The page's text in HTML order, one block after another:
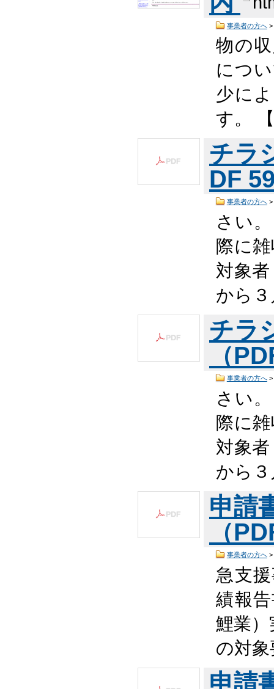
事業者の方へ>
物の
につ
少に
す。
チラ
DF
事業者の方へ>
さい
際に
対象
から
チラ
（
事業者の方へ>
さい
際に
対象
から
申請
（
事業者の方へ>
急支
績報
鯉業
の対
申請